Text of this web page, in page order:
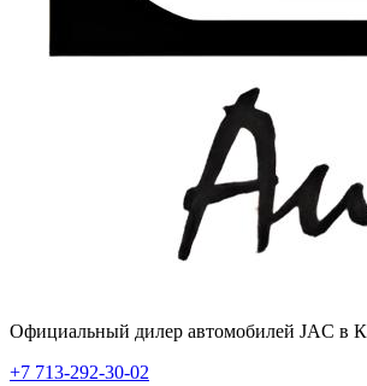
Официальный дилер автомобилей JAC в
+7 713-292-30-02